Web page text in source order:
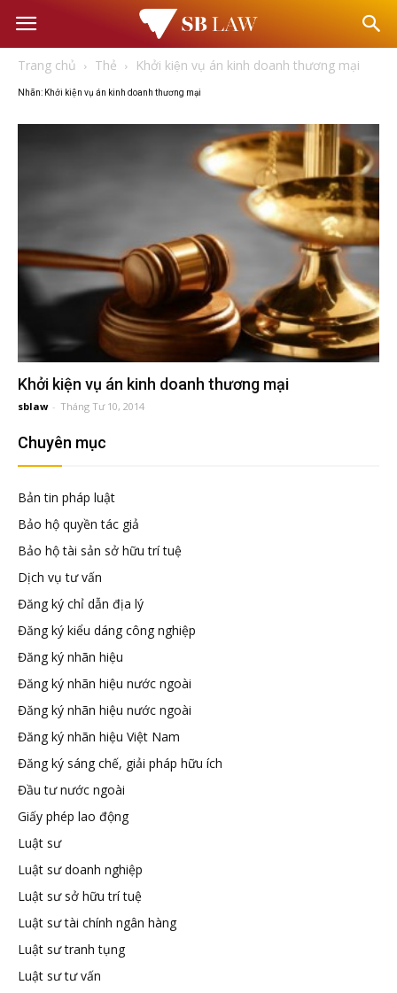
Văn
vấn
Đại
diện
hữu
tuệ
Trang chủ Thẻ Khởi kiện vụ án kinh doanh thương mại
Nhãn: Khởi kiện vụ án kinh doanh thương mại
Khởi kiện vụ án kinh doanh thương mại
sblaw - Tháng Tư 10, 2014
Chuyên mục
Bản tin pháp luật
Bảo hộ quyền tác giả
Bảo hộ tài sản sở hữu trí tuệ
Dịch vụ tư vấn
Đăng ký chỉ dẫn địa lý
Đăng ký kiểu dáng công nghiệp
Đăng ký nhãn hiệu
Đăng ký nhãn hiệu nước ngoài
Đăng ký nhãn hiệu nước ngoài
Đăng ký nhãn hiệu Việt Nam
Đăng ký sáng chế, giải pháp hữu ích
Đầu tư nước ngoài
Giấy phép lao động
Luật sư
Luật sư doanh nghiệp
Luật sư sở hữu trí tuệ
Luật sư tài chính ngân hàng
Luật sư tranh tụng
Luật sư tư vấn